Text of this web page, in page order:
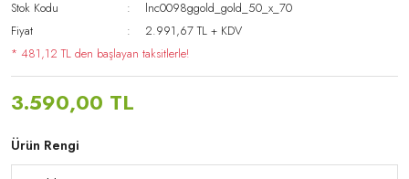
Stok Kodu
lnc0098ggold_gold_50_x_70
Fiyat
2.991,67 TL + KDV
* 481,12 TL den başlayan taksitlerle!
3.590,00 TL
Ürün Rengi